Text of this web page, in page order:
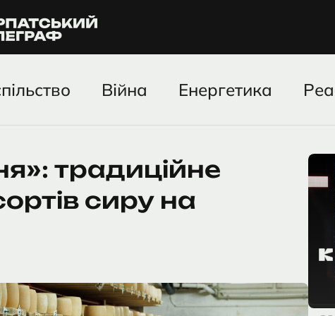
Війна Енергетика
традиційне
сиру на